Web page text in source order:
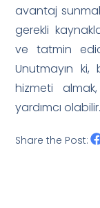
avantaj
gerekli
ve tatmin
Unutmayın
hizmeti
yardımcı olabilir.
Share the Post: